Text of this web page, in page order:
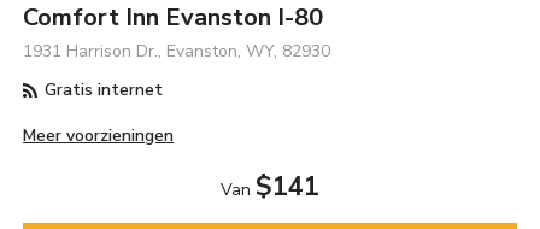
Comfort Inn Evanston I-80
1931 Harrison Dr., Evanston, WY, 82930
Gratis internet
Meer voorzieningen
Van $141